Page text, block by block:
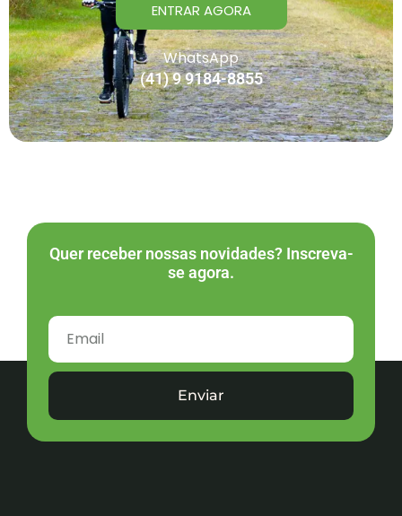
ENTRAR AGORA
WhatsApp
(41) 9 9184-8855
Quer receber nossas novidades? Inscreva-
se agora.
Enviar